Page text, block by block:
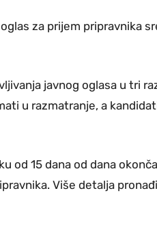
za prijem pripravnika
javnog oglasa u tri
u razmatranje, a
od 15 dana od dana
Više detalja